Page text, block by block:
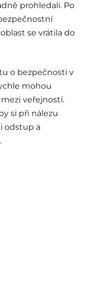
prohledali. Po
se vrátila do
o bezpečnosti v
mohou
veřejností.
si při nálezu
odstup a